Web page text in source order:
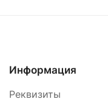
Информация
Реквизиты